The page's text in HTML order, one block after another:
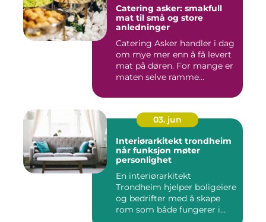
Catering asker: smakfull
mat til små og store
anledninger
Catering Asker handler i dag
om mye mer enn å få levert
mat på døren. For mange er
maten selve ramme...
03. jun
Interiørarkitekt trondheim
når funksjon møter
personlighet
En interiørarkitekt
Trondheim hjelper boligeiere
og bedrifter med å skape
rom som både fungerer i